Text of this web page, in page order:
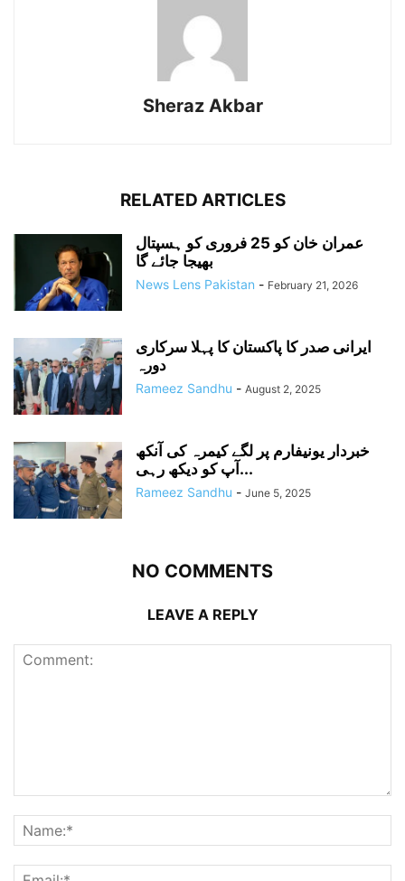
Sheraz Akbar
RELATED ARTICLES
عمران خان کو 25 فروری کو ہسپتال
بھیجا جائے گا
News Lens Pakistan - February 21, 2026
ایرانی صدر کا پاکستان کا پہلا سرکاری
دورہ
Rameez Sandhu - August 2, 2025
خبردار یونیفارم پر لگے کیمرہ کی آنکھ
آپ کو دیکھ رہی...
Rameez Sandhu - June 5, 2025
NO COMMENTS
LEAVE A REPLY